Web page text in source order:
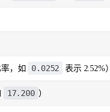
，如 0.0252 表示 2.52%）
17.200 ）